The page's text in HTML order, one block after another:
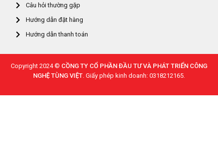
Câu hỏi thường gặp
Hướng dẫn đặt hàng
Hướng dẫn thanh toán
Copyright 2024 © CỒNG TY CỔ PHẦN ĐẦU TƯ VÀ PHÁT TRIỂN CÔNG
NGHỆ TÙNG VIỆT. Giấy phép kinh doanh: 0318212165.